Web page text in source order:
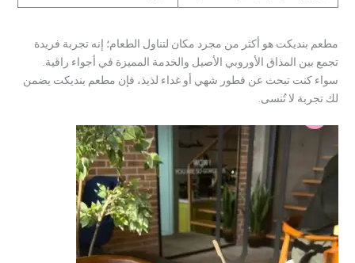
مطعم بنديكت هو أكثر من مجرد مكان لتناول الطعام؛ إنه تجربة فريدة
تجمع بين المذاق الأوروبي الأصيل والخدمة المميزة في أجواء راقية.
سواء كنت تبحث عن فطور شهي أو غداء لذيذ، فإن مطعم بنديكت يضمن
لك تجربة لا تُنسى.